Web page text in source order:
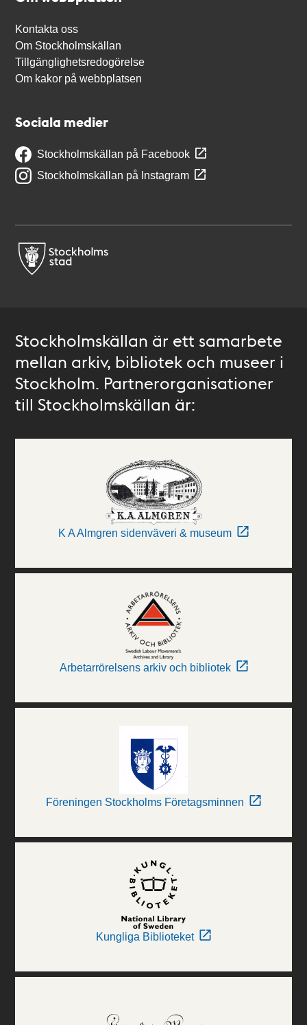
Kontakta oss
Om Stockholmskällan
Tillgänglighetsredogörelse
Om kakor på webbplatsen
Sociala medier
Stockholmskällan på Facebook
Stockholmskällan på Instagram
Stockholmskällan är ett samarbete
mellan arkiv, bibliotek och museer i
Stockholm. Partnerorganisationer
till Stockholmskällan är:
K A Almgren sidenväveri & museum
Arbetarrörelsens arkiv och bibliotek
Föreningen Stockholms Företagsminnen
Kungliga Biblioteket